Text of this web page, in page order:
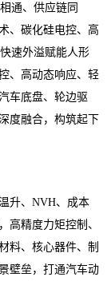
通、供应链同
、碳化硅电控、高
速外溢赋能人形
、高动态响应、轻
车底盘、轮边驱
度融合，构筑起下
升、NVH、成本
高精度力矩控制、
料、核心器件、制
壁垒，打通汽车动